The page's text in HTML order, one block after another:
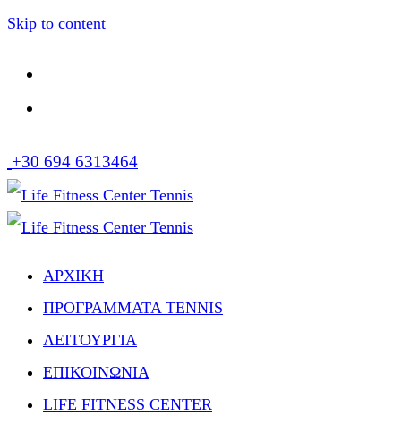
Skip to content
+30 694 6313464
ΑΡΧΙΚΗ
ΠΡΟΓΡΑΜΜΑΤΑ TENNIS
ΛΕΙΤΟΥΡΓΙΑ
ΕΠΙΚΟΙΝΩΝΙΑ
LIFE FITNESS CENTER